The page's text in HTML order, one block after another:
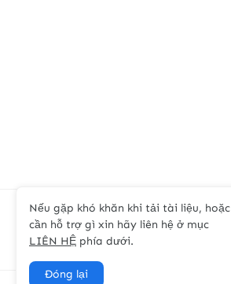
Nếu gặp khó khăn khi tải tài liệu, hoặc
cần hỗ trợ gì xin hãy liên hệ ở mục
LIÊN HỆ phía dưới.
Đóng lại